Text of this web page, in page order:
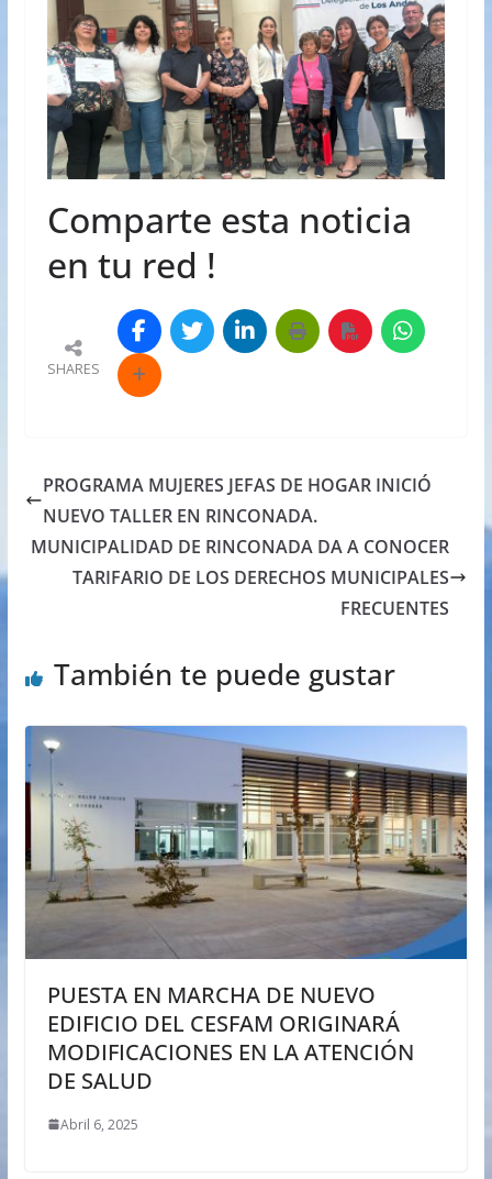
Comparte esta noticia
en tu red !
SHARES
PROGRAMA MUJERES JEFAS DE HOGAR INICIÓ
NUEVO TALLER EN RINCONADA.
MUNICIPALIDAD DE RINCONADA DA A CONOCER
TARIFARIO DE LOS DERECHOS MUNICIPALES
FRECUENTES
También te puede gustar
PUESTA EN MARCHA DE NUEVO
EDIFICIO DEL CESFAM ORIGINARÁ
MODIFICACIONES EN LA ATENCIÓN
DE SALUD
Abril 6, 2025